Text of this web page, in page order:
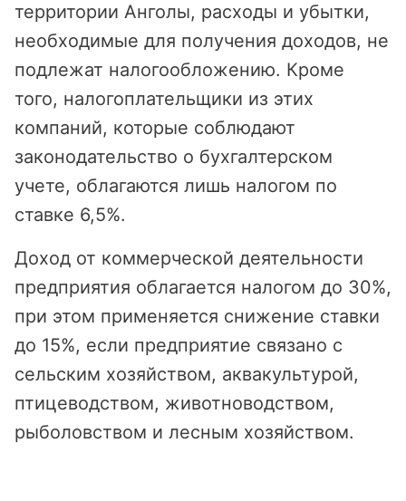
территории Анголы, расходы и убытки,
необходимые для получения доходов, не
подлежат налогообложению. Кроме
того, налогоплательщики из этих
компаний, которые соблюдают
законодательство о бухгалтерском
учете, облагаются лишь налогом по
ставке 6,5%.
Доход от коммерческой деятельности
предприятия облагается налогом до 30%,
при этом применяется снижение ставки
до 15%, если предприятие связано с
сельским хозяйством, аквакультурой,
птицеводством, животноводством,
рыболовством и лесным хозяйством.